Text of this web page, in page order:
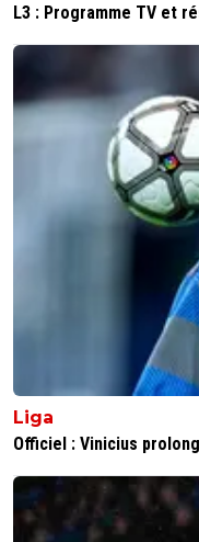
L3 : Programme TV et
Liga
Officiel : Vinicius